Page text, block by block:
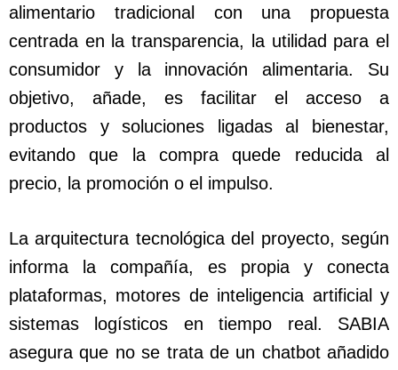
alimentario tradicional con una propuesta
centrada en la transparencia, la utilidad para el
consumidor y la innovación alimentaria. Su
objetivo, añade, es facilitar el acceso a
productos y soluciones ligadas al bienestar,
evitando que la compra quede reducida al
precio, la promoción o el impulso.
La arquitectura tecnológica del proyecto, según
informa la compañía, es propia y conecta
plataformas, motores de inteligencia artificial y
sistemas logísticos en tiempo real. SABIA
asegura que no se trata de un chatbot añadido